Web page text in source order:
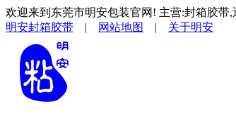
欢迎来到东莞市明安包装官网! 主营:封箱胶
明安封箱胶带 | 网站地图 | 关于明安